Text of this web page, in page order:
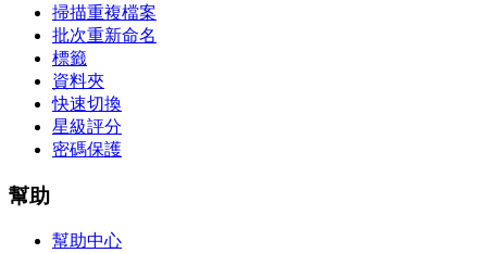
掃描重複檔案
批次重新命名
標籤
資料夾
快速切換
星級評分
密碼保護
幫助
幫助中心